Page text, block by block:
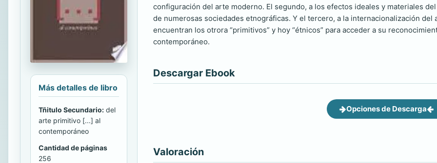
Más detalles de libro
Tñitulo Secundario: del
arte primitivo [...] al
contemporáneo
Cantidad de páginas
256
configuración del arte moderno. El segundo, a los efectos ideales y materiales
de numerosas sociedades etnográficas. Y el tercero, a la internacionalización
encuentran los otrora “primitivos” y hoy “étnicos” para acceder a su
contemporáneo.
Descargar Ebook
Opciones de Descarga
Valoración